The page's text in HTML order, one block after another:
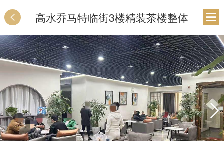
高水乔马特临街3楼精装茶楼整体
转让